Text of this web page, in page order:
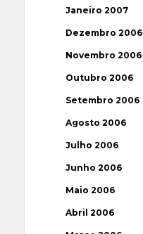
Janeiro 2007
Dezembro 2006
Novembro 2006
Outubro 2006
Setembro 2006
Agosto 2006
Julho 2006
Junho 2006
Maio 2006
Abril 2006